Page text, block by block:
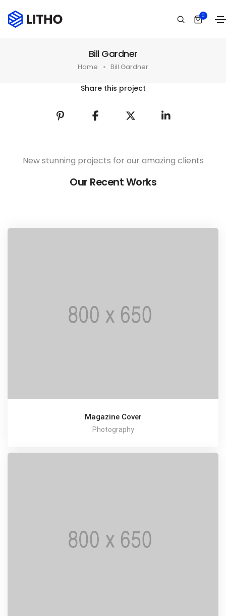
0
Bill Gardner
Home Bill Gardner
Share this project
New stunning projects for our amazing clients
Our Recent Works
Magazine Cover
Photography